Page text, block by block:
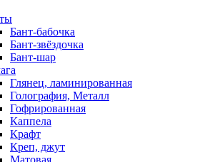
Бант-бабочка
Бант-звёздочка
Бант-шар
Глянец, ламинированная
Голография, Металл
Гофрированная
Каппела
Крафт
Креп, джут
Матовая